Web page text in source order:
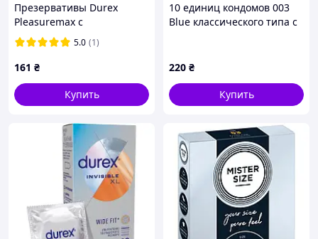
Презервативы Durex
Pleasuremax с
силиконовой смазкой с
ребрами и точками 3 шт.
3958393 zabka
5.0 (1)
161 ₴
Купить
10 единиц кондомов 003
Blue классического типа с
220 ₴
Купить